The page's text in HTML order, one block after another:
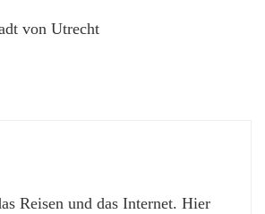
von Utrecht
Reisen und das Internet. Hier